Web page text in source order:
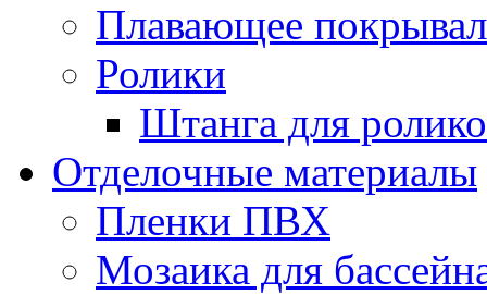
Плавающее
Ролики
Штанга для
Отделочные материалы
Пленки ПВХ
Мозаика для